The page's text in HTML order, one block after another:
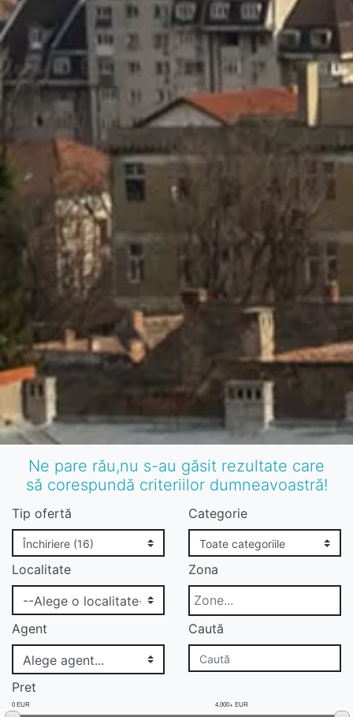
Ne pare rău,nu s-au găsit rezultate care
să corespundă criteriilor dumneavoastră!
Tip ofertă Categorie
Localitate Zona
Agent Caută
Pret
0 EUR 4.000+ EUR